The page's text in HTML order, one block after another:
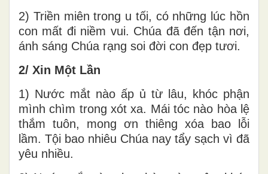
2) Triền miên trong u tối, có những lúc hồn
con mất đi niềm vui. Chúa đã đến tận nơi,
ánh sáng Chúa rạng soi đời con đẹp tươi.
2/ Xin Một Lần
1) Nước mắt nào ấp ủ từ lâu, khóc phận
mình chìm trong xót xa. Mái tóc nào hòa lệ
thắm tuôn, mong ơn thiêng xóa bao lỗi
lầm. Tội bao nhiêu Chúa nay tẩy sạch vì đã
yêu nhiều.